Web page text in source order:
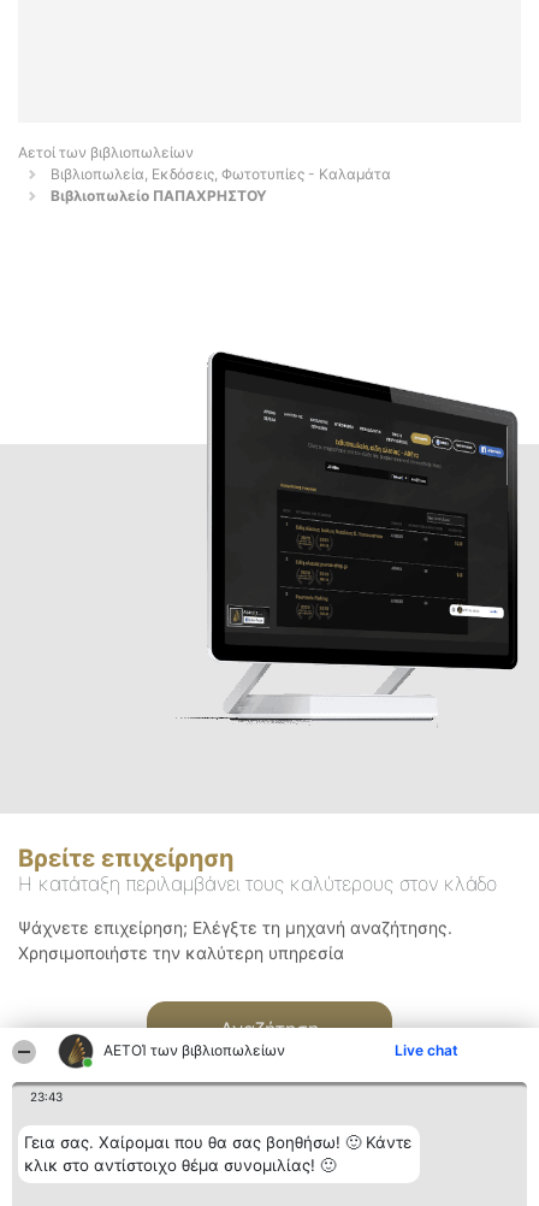
ΑΕΤΟΊ των βιβλιοπωλείων Live chat
23:43
Γεια σας. Χαίρομαι που θα σας βοηθήσω! 🙂 Κάντε
κλικ στο αντίστοιχο θέμα συνομιλίας! 🙂
Αετοί των βιβλιοπωλείων
Βιβλιοπωλεία, Εκδόσεις, Φωτοτυπίες - Καλαμάτα
Βιβλιοπωλείο ΠΑΠΑΧΡΗΣΤΟΥ
Βρείτε επιχείρηση
Η κατάταξη περιλαμβάνει τους καλύτερους στον κλάδο
Ψάχνετε επιχείρηση; Ελέγξτε τη μηχανή αναζήτησης.
Χρησιμοποιήστε την καλύτερη υπηρεσία
Αναζήτηση